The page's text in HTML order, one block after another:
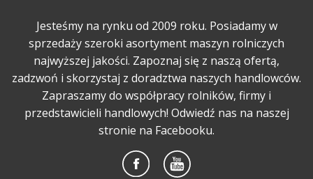
Jesteśmy na rynku od 2009 roku. Posiadamy w
sprzedaży szeroki asortyment maszyn rolniczych
najwyższej jakości. Zapoznaj się z naszą ofertą,
zadzwoń i skorzystaj z doradztwa naszych handlowców.
Zapraszamy do współpracy rolników, firmy i
przedstawicieli handlowych! Odwiedź nas na naszej
stronie na Facebooku.